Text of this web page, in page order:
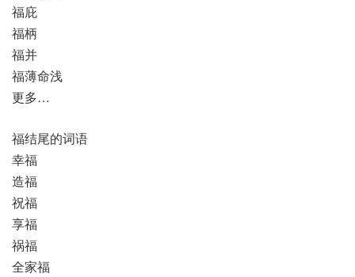
福庇
福柄
福并
福薄命浅
更多…
福结尾的词语
幸福
造福
祝福
享福
祸福
全家福